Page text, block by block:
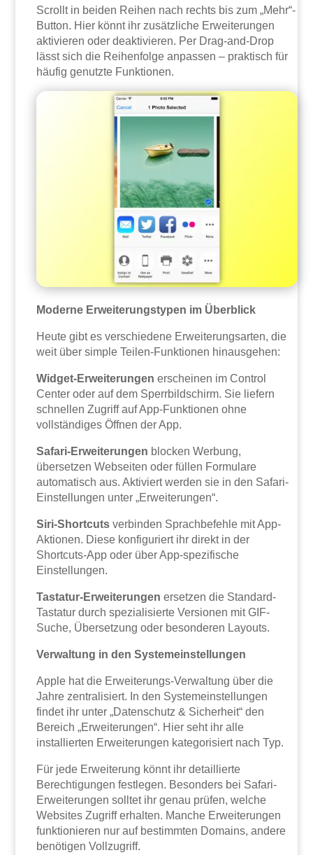
Scrollt in beiden Reihen nach rechts bis zum „Mehr“-
Button. Hier könnt ihr zusätzliche Erweiterungen
aktivieren oder deaktivieren. Per Drag-and-Drop
lässt sich die Reihenfolge anpassen – praktisch für
häufig genutzte Funktionen.
Moderne Erweiterungstypen im Überblick
Heute gibt es verschiedene Erweiterungsarten, die
weit über simple Teilen-Funktionen hinausgehen:
Widget-Erweiterungen erscheinen im Control
Center oder auf dem Sperrbildschirm. Sie liefern
schnellen Zugriff auf App-Funktionen ohne
vollständiges Öffnen der App.
Safari-Erweiterungen blocken Werbung,
übersetzen Webseiten oder füllen Formulare
automatisch aus. Aktiviert werden sie in den Safari-
Einstellungen unter „Erweiterungen“.
Siri-Shortcuts verbinden Sprachbefehle mit App-
Aktionen. Diese konfiguriert ihr direkt in der
Shortcuts-App oder über App-spezifische
Einstellungen.
Tastatur-Erweiterungen ersetzen die Standard-
Tastatur durch spezialisierte Versionen mit GIF-
Suche, Übersetzung oder besonderen Layouts.
Verwaltung in den Systemeinstellungen
Apple hat die Erweiterungs-Verwaltung über die
Jahre zentralisiert. In den Systemeinstellungen
findet ihr unter „Datenschutz & Sicherheit“ den
Bereich „Erweiterungen“. Hier seht ihr alle
installierten Erweiterungen kategorisiert nach Typ.
Für jede Erweiterung könnt ihr detaillierte
Berechtigungen festlegen. Besonders bei Safari-
Erweiterungen solltet ihr genau prüfen, welche
Websites Zugriff erhalten. Manche Erweiterungen
funktionieren nur auf bestimmten Domains, andere
benötigen Vollzugriff.